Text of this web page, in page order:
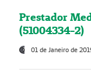
Prestador
(51004334-2)
01 de Janeiro de